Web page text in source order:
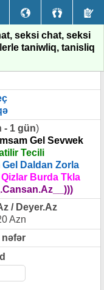
seksi chat, seksi
taniwliq, tanisliq
- 1 gün)
Gel Sevwek
Tecili
Gel Daldan Zorla
Burda Tkla
/ Deyer.Az
Azn
nəfər